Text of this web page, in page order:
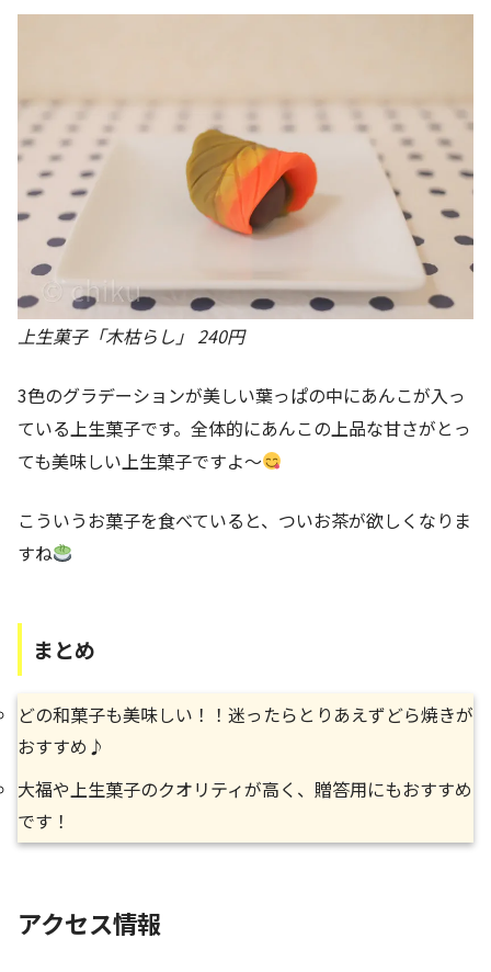
上生菓子「木枯らし」 240円
3色のグラデーションが美しい葉っぱの中にあんこが入っ
ている上生菓子です。全体的にあんこの上品な甘さがとっ
ても美味しい上生菓子ですよ～
こういうお菓子を食べていると、ついお茶が欲しくなりま
すね
まとめ
どの和菓子も美味しい！！迷ったらとりあえずどら焼きが
おすすめ♪
大福や上生菓子のクオリティが高く、贈答用にもおすすめ
です！
アクセス情報